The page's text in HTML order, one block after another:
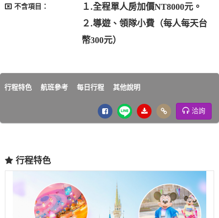
不含項目：
１.全程單人房加價NT8000元。
２.導遊、領隊小費（每人每天台
幣300元）
行程特色 航班參考 每日行程 其他說明
洽詢
行程特色